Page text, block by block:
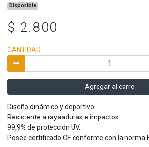
Disponible
$ 2.800
CANTIDAD
Agregar al carro
Diseño dinámico y deportivo.
Resistente a rayaaduras e impactos.
99,9% de protección UV.
Posee certificado CE conforme con la norma